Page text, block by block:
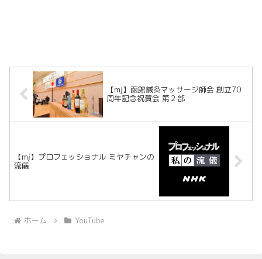
【mį】函館鍼灸マッサージ師会 創立70
周年記念祝賀会 第２部
【mį】プロフェッショナル ミヤチャンの
流儀
ホーム YouTube